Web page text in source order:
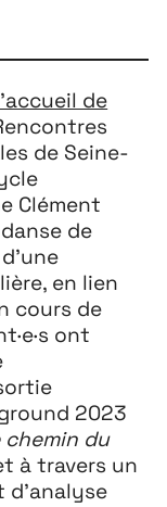
de
de Seine-
Clément
de
en lien
cours de
ont
2023
chemin du
à travers un
d’analyse